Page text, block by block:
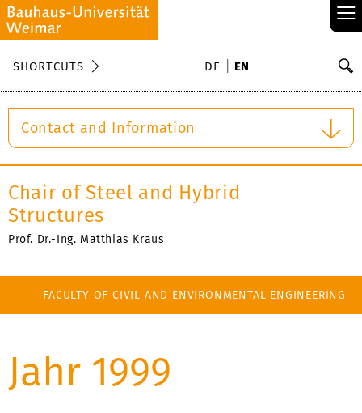
≡
SHORTCUTS DE EN
Contact and Information
Chair of Steel and Hybrid
Structures
Prof. Dr.-Ing. Matthias Kraus
FACULTY OF CIVIL AND ENVIRONMENTAL ENGINEERING
Jahr 1999